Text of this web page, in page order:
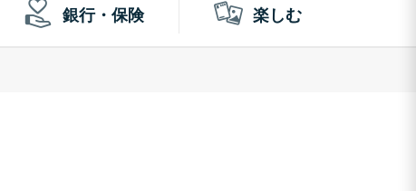
銀行・保険 楽しむ